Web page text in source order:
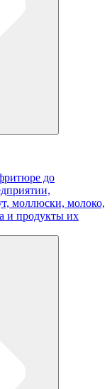
до
моллюски, молоко,
и продукты их